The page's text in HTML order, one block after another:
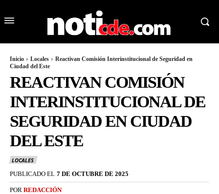
Inicio Locales
Reactivan Comisión Interinstitucional de Seguridad en
Ciudad del Este
REACTIVAN COMISIÓN
INTERINSTITUCIONAL DE
SEGURIDAD EN CIUDAD
DEL ESTE
LOCALES
PUBLICADO EL 7 DE OCTUBRE DE 2025
POR REDACCIÓN